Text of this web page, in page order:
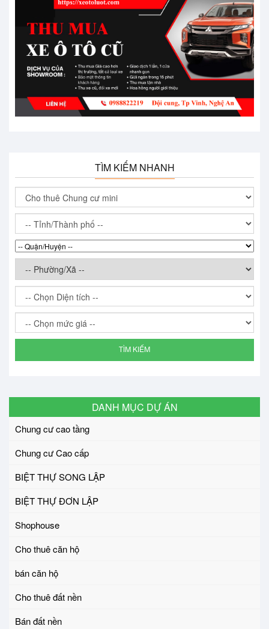
TÌM KIẾM NHANH
TÌM KIẾM
DANH MỤC DỰ ÁN
Chung cư cao tầng
Chung cư Cao cấp
BIỆT THỰ SONG LẬP
BIỆT THỰ ĐƠN LẬP
Shophouse
Cho thuê căn hộ
bán căn hộ
Cho thuê đất nền
Bán đất nền